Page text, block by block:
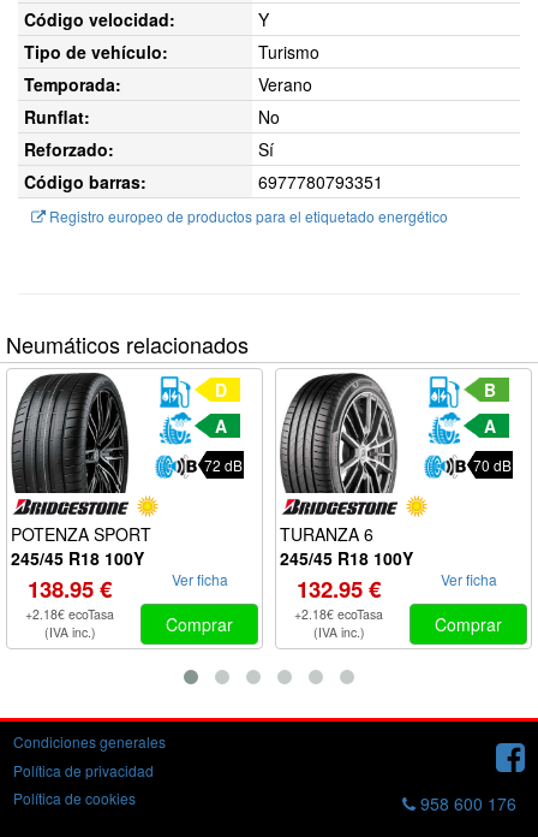
Código velocidad:
Y
Tipo de vehículo:
Turismo
Temporada:
Verano
Runflat:
No
Reforzado:
Sí
Código barras:
6977780793351
Registro europeo de productos para el etiquetado energético
Neumáticos relacionados
D
A
72 dB
POTENZA SPORT
245/45 R18 100Y
138.95 €
+2.18€ ecoTasa
(IVA inc.)
Ver ficha
Comprar
B
A
70 dB
TURANZA 6
245/45 R18 100Y
132.95 €
+2.18€ ecoTasa
(IVA inc.)
Ver ficha
Comprar
Condiciones generales
Política de privacidad
Política de cookies
958 600 176